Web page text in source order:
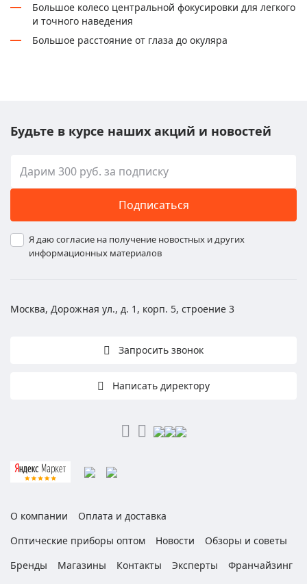
Большое колесо центральной фокусировки для легкого
и точного наведения
Большое расстояние от глаза до окуляра
Будьте в курсе наших акций и новостей
Подписаться
Я даю согласие на получение новостных и других
информационных материалов
Москва, Дорожная ул., д. 1, корп. 5, строение 3
Запросить звонок
Написать директору
О компании
Оплата и доставка
Оптические приборы оптом
Новости
Обзоры и советы
Бренды
Магазины Контакты Эксперты
Франчайзинг